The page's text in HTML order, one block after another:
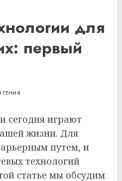
для
первый
сегодня играют
жизни. Для
путем, и
технологий
статье мы обсудим